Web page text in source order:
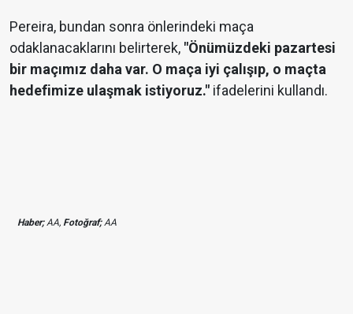
Pereira, bundan sonra önlerindeki maça
odaklanacaklarını belirterek, "Önümüzdeki pazartesi
bir maçımız daha var. O maça iyi çalışıp, o maçta
hedefimize ulaşmak istiyoruz." ifadelerini kullandı.
Haber;AA, Fotoğraf;AA